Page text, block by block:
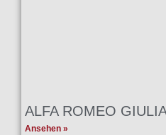
ALFA ROMEO
Ansehen »